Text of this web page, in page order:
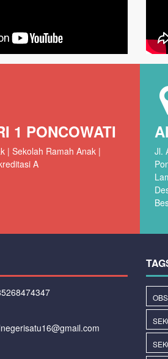
1 PONCOWATI
| Sekolah Ramah Anak |
A
Jl.